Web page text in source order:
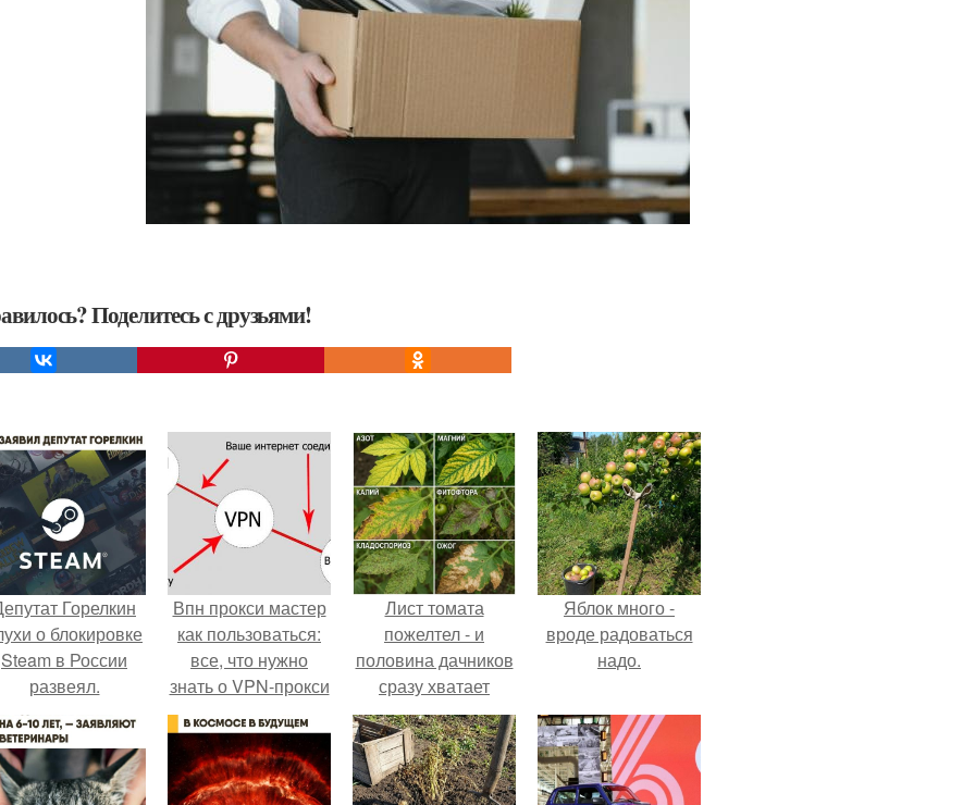
Поделитесь с друзьями!
Горелкин
о блокировке
Steam в России
развеял.
Впн прокси мастер
как пользоваться:
все, что нужно
знать о VPN-прокси
Лист томата
пожелтел - и
половина дачников
сразу хватает
удобрение.
Яблок много -
вроде радоваться
надо.